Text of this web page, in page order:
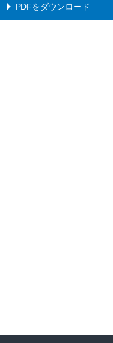
PDFをダウンロード